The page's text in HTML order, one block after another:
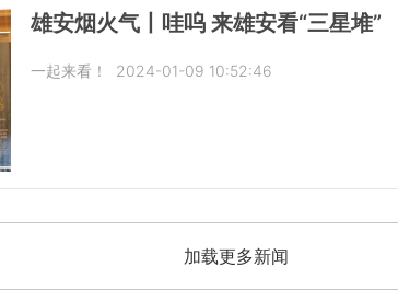
雄安烟火气丨哇呜 来雄安看“三星堆”
一起来看！ 2024-01-09 10:52:46
加载更多新闻